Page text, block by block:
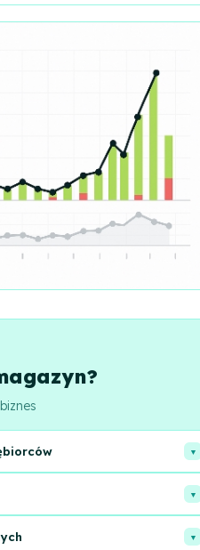
do otrzymania przez klienta.